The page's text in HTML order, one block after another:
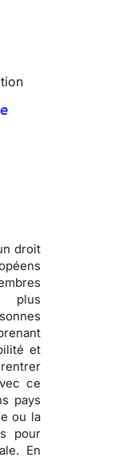
droit
plus
et
ce
pays
ou la
pour
En